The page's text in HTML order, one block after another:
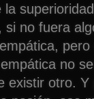
si no fuera
no
existir otro.